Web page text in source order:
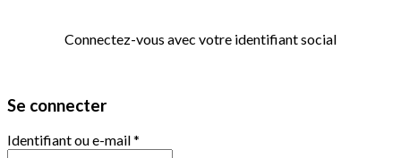
Connectez-vous avec votre identifiant social
Se connecter
Identifiant ou e-mail*